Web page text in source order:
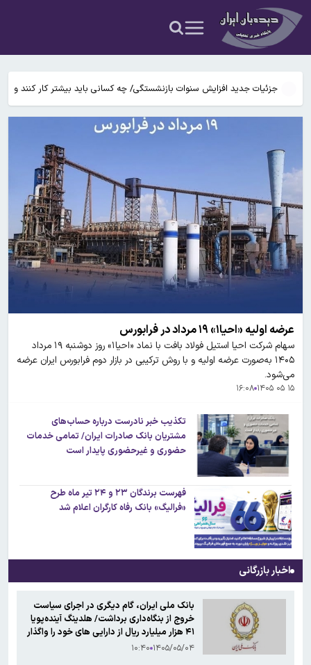
عکس و فیلم
یافته جدید: سرعت گرمایش جهانی در یک دهه گذشته تقریباً دو برابر
شده است
جزئیات جدید افزایش سنوات بازنشستگی/ چه کسانی باید بیشتر کار کنند و
چه افرادی معاف هستند؟
آتش‌سوزی مرگبار در مجتمع تجاری سعیدیه همدان
دانشمندان راز آبشار خونین جنوبگان را کشف کردند
بوگاتی سفارشی با نام «دِستِریِر» معرفی شد / W۱۶ هنوز نفس می‌کشد /
عکس و فیلم
یافته جدید: سرعت گرمایش جهانی در یک دهه گذشته تقریباً دو برابر
شده است
جزئیات جدید افزایش سنوات بازنشستگی/ چه کسانی باید بیشتر کار کنند و
چه افرادی معاف هستند؟
عرضه اولیه «احیا۱» ۱۹ مرداد در فرابورس
سهام شرکت احیا استیل فولاد بافت با نماد «احیا۱» روز دوشنبه ۱۹ مرداد
۱۴۰۵ به‌صورت عرضه اولیه و با روش ترکیبی در بازار دوم فرابورس ایران عرضه
می‌شود.
۱۵ ۰۵ ۱۴۰۵ ۱۶:۰۸
تکذیب خبر نادرست درباره حساب‌های
مشتریان بانک صادرات ایران/ تمامی خدمات
حضوری و غیرحضوری پایدار است
فهرست برندگان ۲۳ و ۲۴ تیر ماه طرح
«فرالیگ» بانک رفاه کارگران اعلام شد
اخبار بازرگانی
بانک ملی ایران، گام دیگری در اجرای سیاست
خروج از بنگاه‌داری برداشت/ هلدینگ آینده‌پویا
۴۱ هزار میلیارد ریال از دارایی های خود را واگذار
کرد
۱۴۰۵/۰۵/۰۴ ۱۰:۴۰